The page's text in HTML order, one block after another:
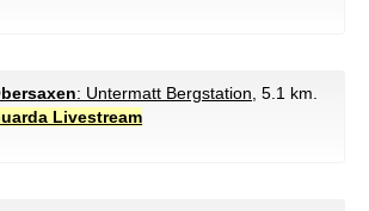
: Untermatt Bergstation , 5.1 km.
Livestream